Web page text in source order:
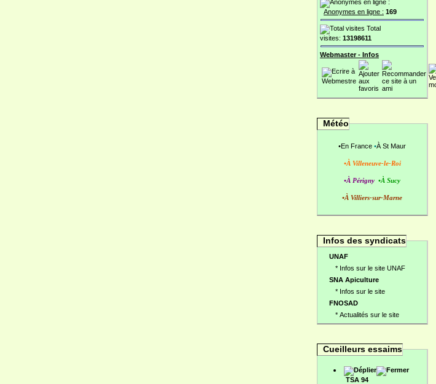
Anonymes en ligne : 169
Total
visites: 13198611
Webmaster - Infos
Météo
•En France •À St Maur
•À Villeneuve-le-Roi
•À Périgny •À Sucy
•À Villiers-sur-Marne
Infos des syndicats
UNAF
* Infos sur le site UNAF
SNA Apiculture
* Infos sur le site
FNOSAD
* Actualités sur le site
Cueilleurs essaims
TSA 94